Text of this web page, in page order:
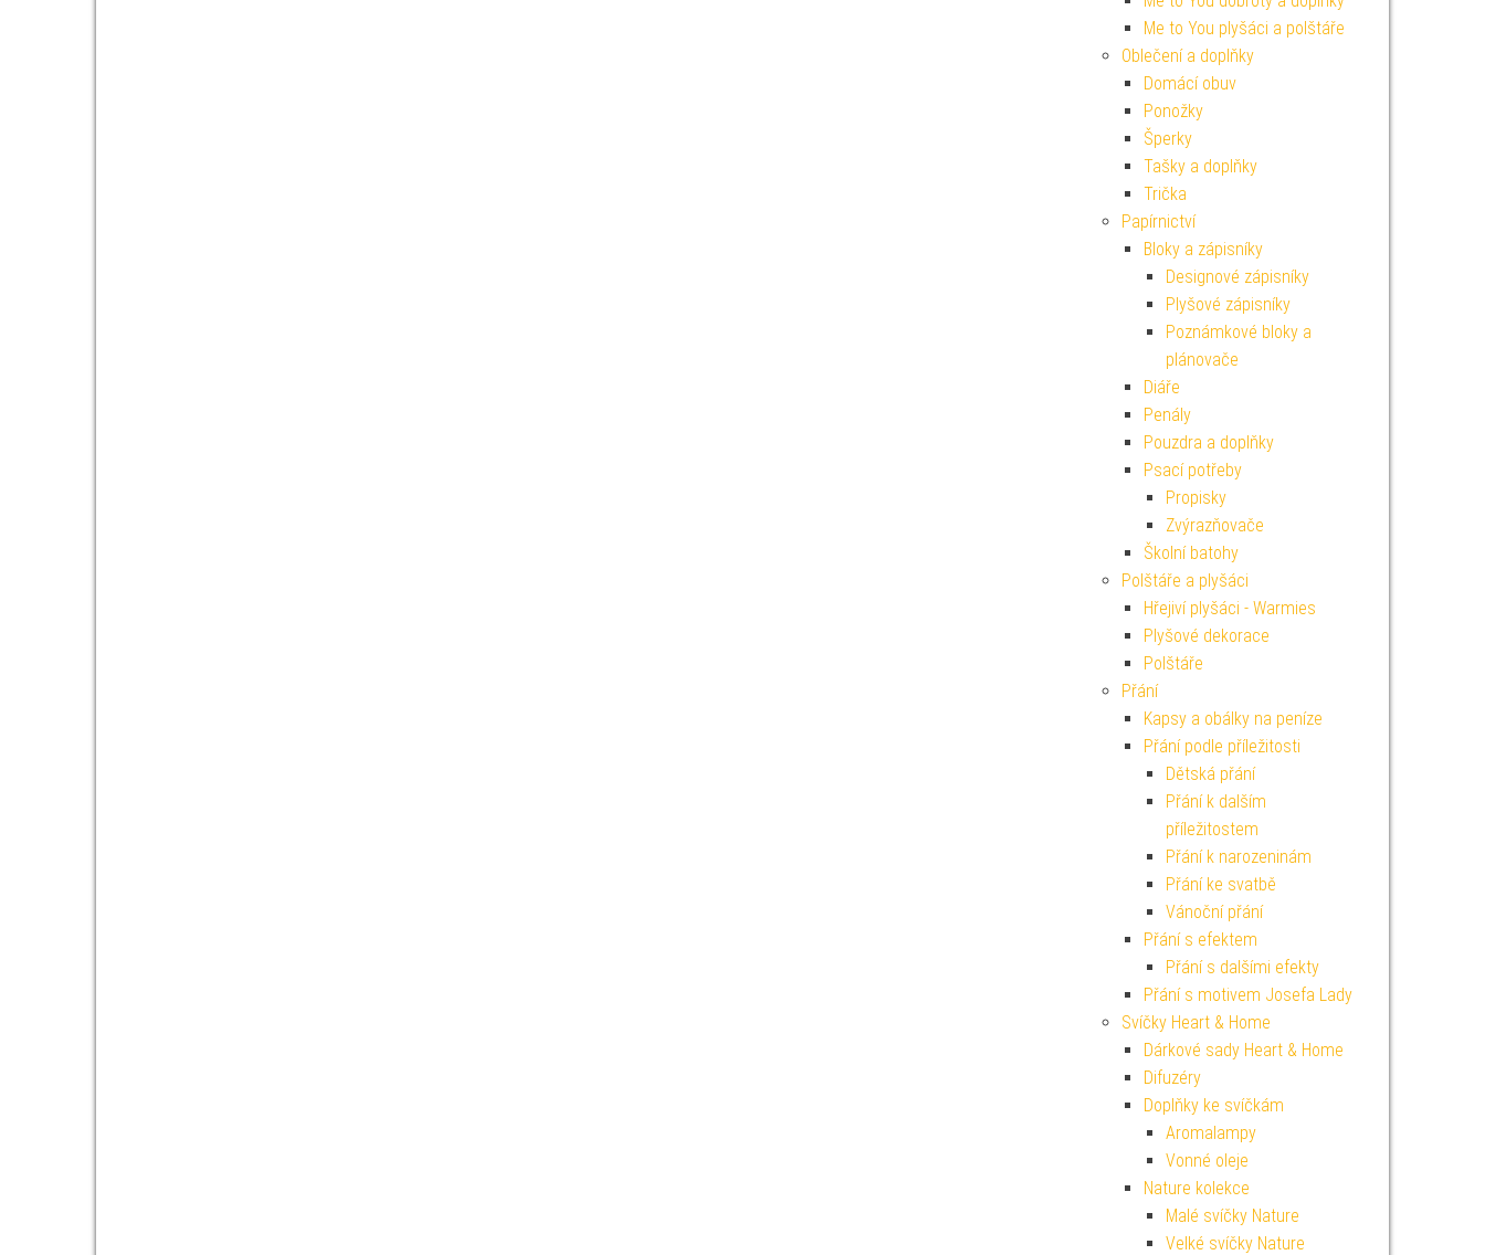
Me to You plyšáci a polštáře
Oblečení a doplňky
Domácí obuv
Ponožky
Šperky
Tašky a doplňky
Trička
Papírnictví
Bloky a zápisníky
Designové zápisníky
Plyšové zápisníky
Poznámkové bloky a
plánovače
Diáře
Penály
Pouzdra a doplňky
Psací potřeby
Propisky
Zvýrazňovače
Školní batohy
Polštáře a plyšáci
Hřejiví plyšáci - Warmies
Plyšové dekorace
Polštáře
Přání
Kapsy a obálky na peníze
Přání podle příležitosti
Dětská přání
Přání k dalším
příležitostem
Přání k narozeninám
Přání ke svatbě
Vánoční přání
Přání s efektem
Přání s dalšími efekty
Přání s motivem Josefa Lady
Svíčky Heart & Home
Dárkové sady Heart & Home
Difuzéry
Doplňky ke svíčkám
Aromalampy
Vonné oleje
Nature kolekce
Malé svíčky Nature
Velké svíčky Nature